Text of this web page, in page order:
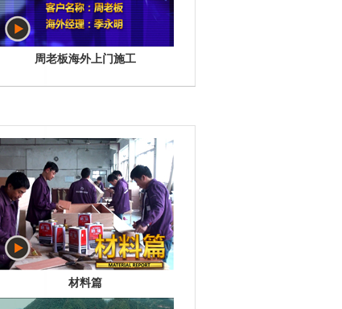
周老板海外上门施工
材料篇